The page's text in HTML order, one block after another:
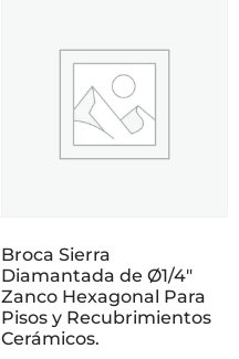
Broca Sierra
Diamantada de Ø1/4″
Zanco Hexagonal Para
Pisos y Recubrimientos
Cerámicos.